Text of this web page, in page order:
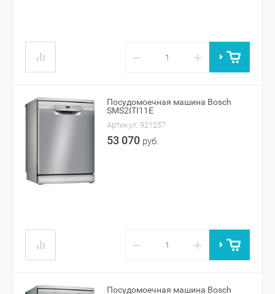
− +
Посудомоечная машина Bosch
SMS2ITI11E
Артикул: 921257
53 070 руб.
− +
Посудомоечная машина Bosch